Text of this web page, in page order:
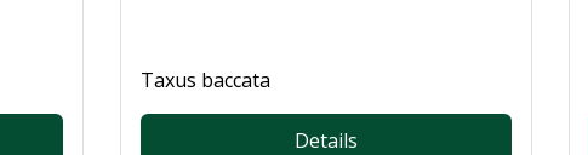
Taxus baccata
Details